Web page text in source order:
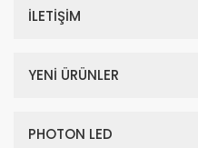
İLETİŞİM
YENİ ÜRÜNLER
PHOTON LED